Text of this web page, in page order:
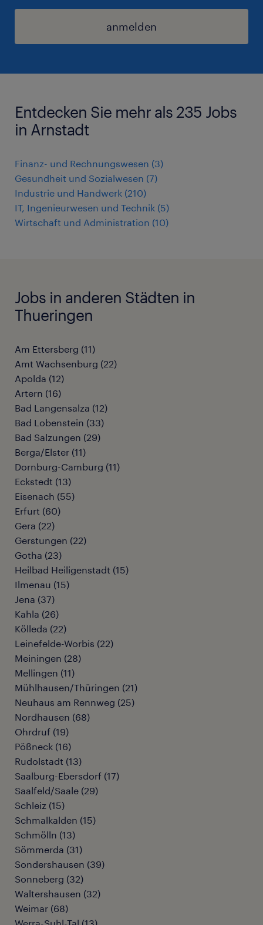
anmelden
Entdecken Sie mehr als 235 Jobs
in Arnstadt
Finanz- und Rechnungswesen (3)
Gesundheit und Sozialwesen (7)
Industrie und Handwerk (210)
IT, Ingenieurwesen und Technik (5)
Wirtschaft und Administration (10)
Jobs in anderen Städten in
Thueringen
Am Ettersberg (11)
Amt Wachsenburg (22)
Apolda (12)
Artern (16)
Bad Langensalza (12)
Bad Lobenstein (33)
Bad Salzungen (29)
Berga/Elster (11)
Dornburg-Camburg (11)
Eckstedt (13)
Eisenach (55)
Erfurt (60)
Gera (22)
Gerstungen (22)
Gotha (23)
Heilbad Heiligenstadt (15)
Ilmenau (15)
Jena (37)
Kahla (26)
Kölleda (22)
Leinefelde-Worbis (22)
Meiningen (28)
Mellingen (11)
Mühlhausen/Thüringen (21)
Neuhaus am Rennweg (25)
Nordhausen (68)
Ohrdruf (19)
Pößneck (16)
Rudolstadt (13)
Saalburg-Ebersdorf (17)
Saalfeld/Saale (29)
Schleiz (15)
Schmalkalden (15)
Schmölln (13)
Sömmerda (31)
Sondershausen (39)
Sonneberg (32)
Waltershausen (32)
Weimar (68)